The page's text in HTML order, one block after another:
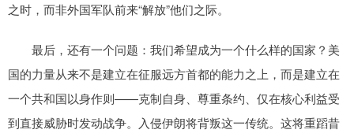
之时，而非外国军队前来“解放”他们之际。
最后，还有一个问题：我们希望成为一个什么样的国家？美
国的力量从来不是建立在征服远方首都的能力之上，而是建立在
一个共和国以身作则——克制自身、尊重条约、仅在核心利益受
到直接威胁时发动战争。入侵伊朗将背叛这一传统。这将重蹈昔